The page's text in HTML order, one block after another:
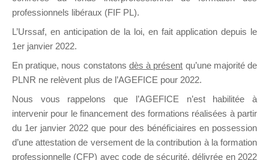
DIRIGEANT
Groupe Public
il y a un mois
professionnels libéraux (FIF PL).
L’Urssaf, en anticipation de la loi, en fait application depuis le
1er janvier 2022.
En pratique, nous constatons dès à présent qu’une majorité de
PLNR ne relèvent plus de l’AGEFICE pour 2022.
Nous vous rappelons que l’AGEFICE n’est habilitée à
intervenir pour le financement des formations réalisées à partir
du 1er janvier 2022 que pour des bénéficiaires en possession
d’une attestation de versement de la contribution à la formation
professionnelle (CFP) avec code de sécurité, délivrée en 2022